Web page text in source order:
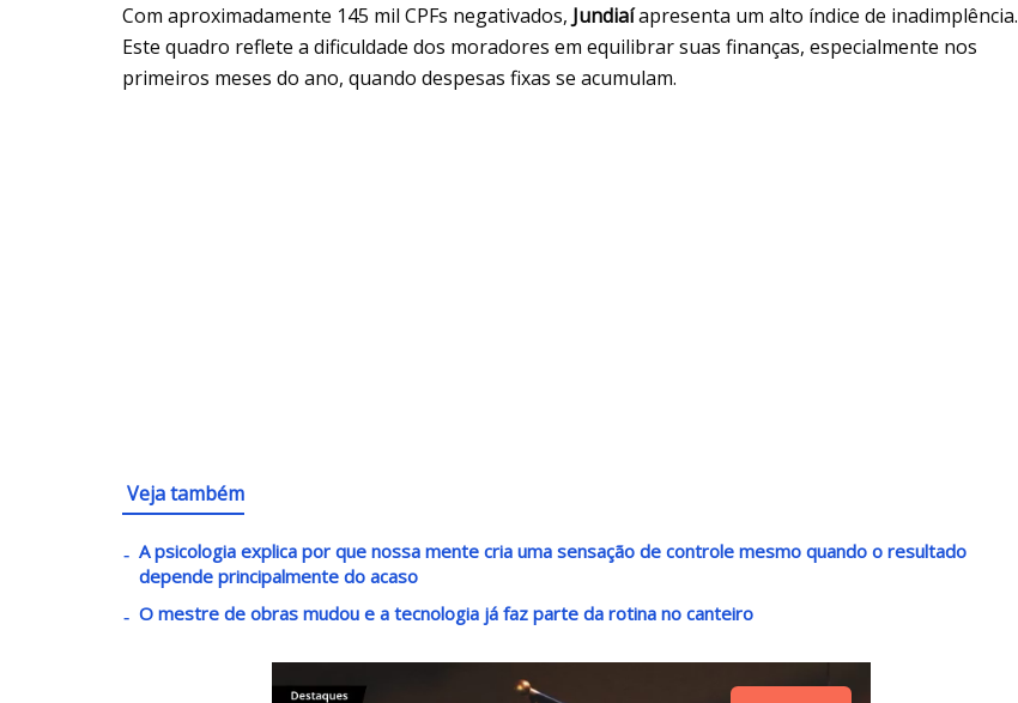
Com aproximadamente 145 mil CPFs negativados, Jundiaíapresenta um alto índice de inadimplência.
Este quadro reflete a dificuldade dos moradores em equilibrar suas finanças, especialmente nos
primeiros meses do ano, quando despesas fixas se acumulam.
Veja também
A psicologia explica por que nossa mente cria uma sensação de controle mesmo quando o resultado
depende principalmente do acaso
O mestre de obras mudou e a tecnologia já faz parte da rotina no canteiro